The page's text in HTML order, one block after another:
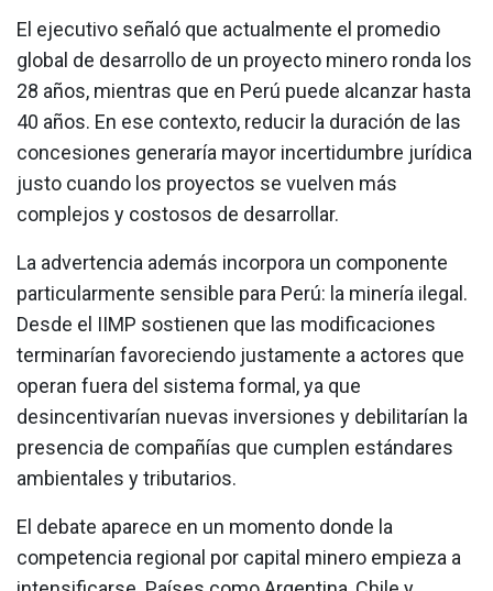
El ejecutivo señaló que actualmente el promedio
global de desarrollo de un proyecto minero ronda los
28 años, mientras que en Perú puede alcanzar hasta
40 años. En ese contexto, reducir la duración de las
concesiones generaría mayor incertidumbre jurídica
justo cuando los proyectos se vuelven más
complejos y costosos de desarrollar.
La advertencia además incorpora un componente
particularmente sensible para Perú: la minería ilegal.
Desde el IIMP sostienen que las modificaciones
terminarían favoreciendo justamente a actores que
operan fuera del sistema formal, ya que
desincentivarían nuevas inversiones y debilitarían la
presencia de compañías que cumplen estándares
ambientales y tributarios.
El debate aparece en un momento donde la
competencia regional por capital minero empieza a